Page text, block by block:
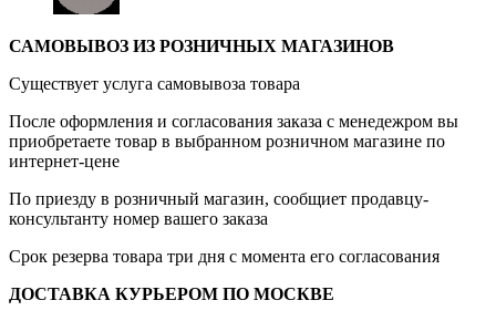
САМОВЫВОЗ ИЗ РОЗНИЧНЫХ МАГАЗИНОВ
Существует услуга самовывоза товара
После оформления и согласования заказа с менедежром вы
приобретаете товар в выбранном розничном магазине по
интернет-цене
По приезду в розничный магазин, сообщиет продавцу-
консультанту номер вашего заказа
Срок резерва товара три дня с момента его согласования
ДОСТАВКА КУРЬЕРОМ ПО МОСКВЕ